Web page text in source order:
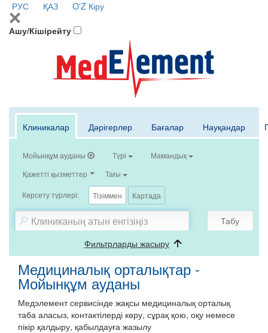
РУС ҚАЗ O'Z Кіру
Ашу/Кішірейту
Клиникалар Дәрігерлер Бағалар Науқандар
Мойынқұм ауданы Түрі
Мамандық
Қажетті қызметтер
Тағы
Көрсету түрлері: Тізіммен Картада
Табу
Фильтрларды жасыру
Медициналық орталықтар -
Мойынқұм ауданы
Медэлемент сервисінде жақсы медициналық орталық
таба аласыз, контактілерді көру, сұрақ қою, оқу немесе
пікір қалдыру, қабылдауға жазылу